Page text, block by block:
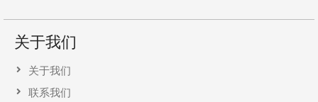
关于我们
关于我们
联系我们